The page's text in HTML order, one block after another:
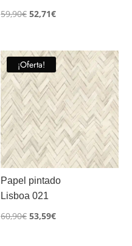
59,90€ El
era:
59,90€.
52,71€El
es:
52,71€.
¡Oferta!
Papel pintado
Lisboa 021
60,90€ El
53,59€El